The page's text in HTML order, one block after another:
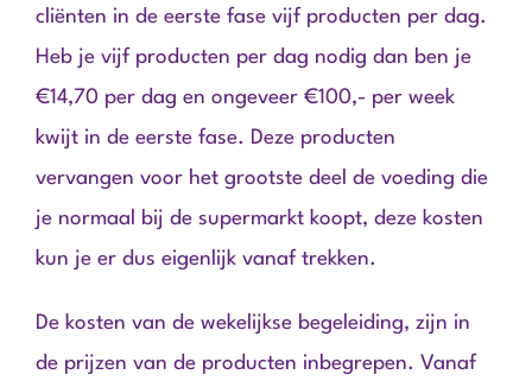
cliënten in de eerste fase vijf producten per dag.
Heb je vijf producten per dag nodig dan ben je
€14,70 per dag en ongeveer €100,- per week
kwijt in de eerste fase. Deze producten
vervangen voor het grootste deel de voeding die
je normaal bij de supermarkt koopt, deze kosten
kun je er dus eigenlijk vanaf trekken.
De kosten van de wekelijkse begeleiding, zijn in
de prijzen van de producten inbegrepen. Vanaf